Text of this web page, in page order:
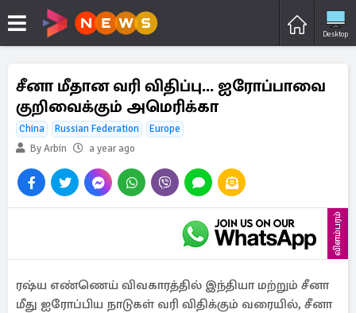
Desktop
சீனா மீதான வரி விதிப்பு... ஐரோப்பாவை
குறிவைக்கும் அமெரிக்கா
China Russian Federation
Europe
By Arbin
a year ago
விளம்பரம்
ரஷ்ய எண்ணெய் விவகாரத்தில் இந்தியா மற்றும் சீனா
மீது ஐரோப்பிய நாடுகள் வரி விதிக்கும் வரையில், சீனா